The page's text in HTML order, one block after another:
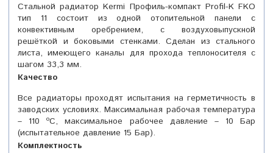
Стальной радиатор Kermi Профиль-компакт Profil-K FKO
тип 11 состоит из одной отопительной панели с
конвективным оребрением, с воздуховыпускной
решёткой и боковыми стенками. Сделан из стального
листа, имеющего каналы для прохода теплоносителя с
шагом 33,3 мм.
Качество
Все радиаторы проходят испытания на герметичность в
заводских условиях. Максимальная рабочая температура
– 110 ºС, максимальное рабочее давление – 10 Бар
(испытательное давление 15 Бар).
Комплектность